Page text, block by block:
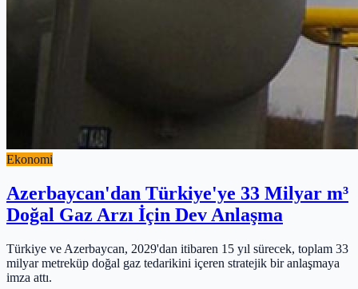
Ekonomi
Azerbaycan'dan Türkiye'ye 33 Milyar m³
Doğal Gaz Arzı İçin Dev Anlaşma
Türkiye ve Azerbaycan, 2029'dan itibaren 15 yıl sürecek, toplam 33
milyar metreküp doğal gaz tedarikini içeren stratejik bir anlaşmaya
imza attı.